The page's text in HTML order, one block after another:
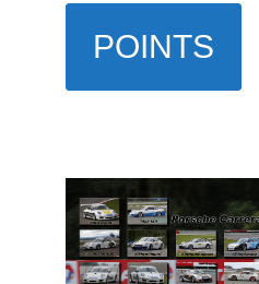
POINTS